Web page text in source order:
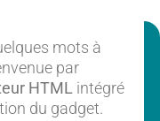
E
T
mots à
par
HTML intégré
du gadget.